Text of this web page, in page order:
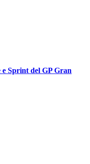
e Sprint del GP Gran